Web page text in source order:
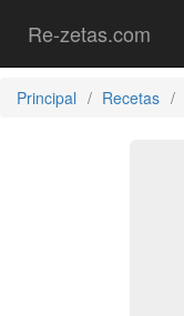
Re-zetas.com
Principal Recetas